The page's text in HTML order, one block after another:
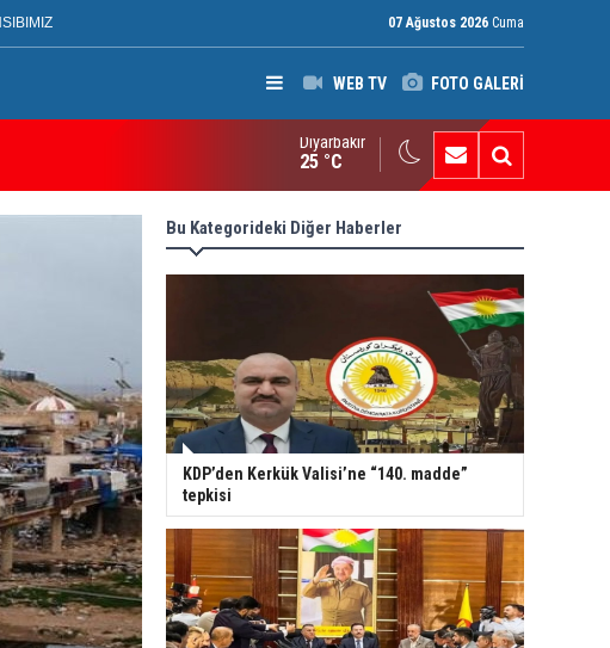
07 Ağustos 2026 Cuma
WEB TV FOTO GALERİ
Irak: Silah bırakmayan gruplara terör yasası uygulanacak
Diyarbakır
25 °C
Bu Kategorideki Diğer Haberler
KDP’den Kerkük Valisi’ne “140. madde”
tepkisi